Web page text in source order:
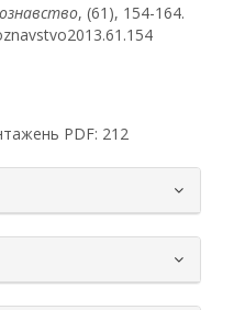
, (61), 154-164.
PDF: 212